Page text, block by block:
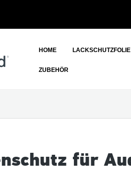
HOME LACKSCHUTZFOLIE
ZUBEHÖR
für